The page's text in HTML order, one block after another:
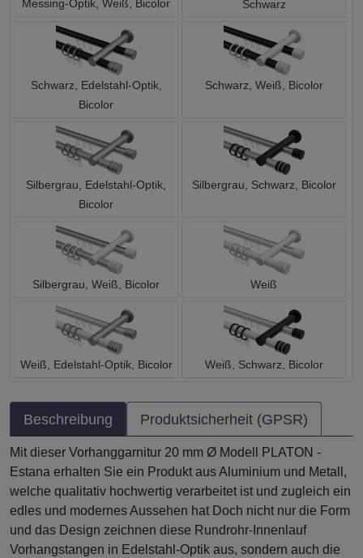
Messing-Optik, Weiß, Bicolor Schwarz
Schwarz, Edelstahl-Optik,
Bicolor
Schwarz, Weiß, Bicolor
Silbergrau, Edelstahl-Optik,
Bicolor
Silbergrau, Schwarz, Bicolor
Silbergrau, Weiß, Bicolor Weiß
Weiß, Edelstahl-Optik, Bicolor Weiß, Schwarz, Bicolor
Beschreibung Produktsicherheit (GPSR)
Mit dieser Vorhanggarnitur 20 mm Ø Modell PLATON -
Estana erhalten Sie ein Produkt aus Aluminium und Metall,
welche qualitativ hochwertig verarbeitet ist und zugleich ein
edles und modernes Aussehen hat Doch nicht nur die Form
und das Design zeichnen diese Rundrohr-Innenlauf
Vorhangstangen in Edelstahl-Optik aus, sondern auch die